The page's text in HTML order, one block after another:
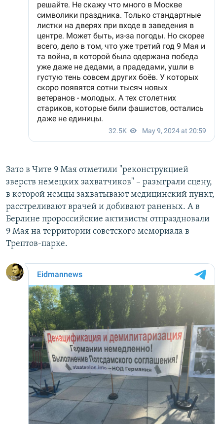
Зато в Чите 9 Мая отметили "реконструкцией
зверств немецких захватчиков" – разыграли сцену,
в которой немцы захватывают медицинский пункт,
расстреливают врачей и добивают раненых. А в
Берлине пророссийские активисты отпраздновали
9 Мая на территории советского мемориала в
Трептов-парке.